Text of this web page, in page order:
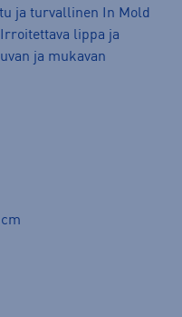
ja turvallinen In Mold
lippa ja
ja mukavan